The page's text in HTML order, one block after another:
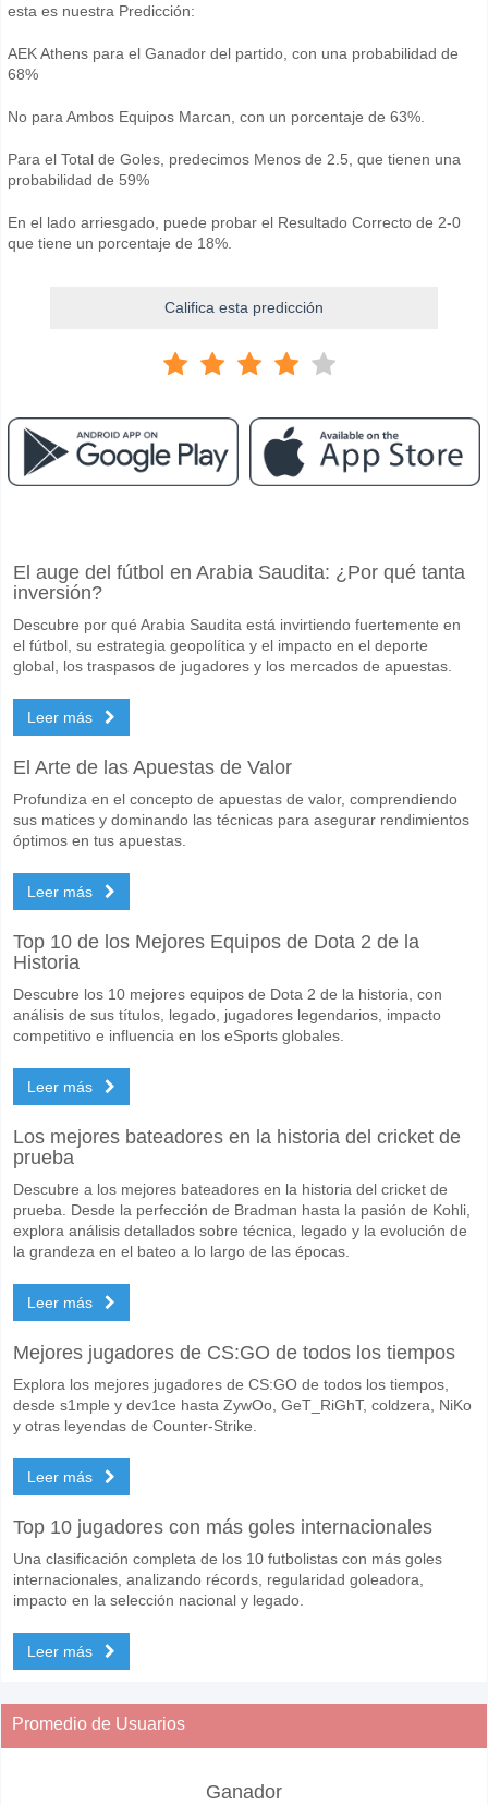
esta es nuestra Predicción:
AEK Athens para el Ganador del partido, con una probabilidad de
68%
No para Ambos Equipos Marcan, con un porcentaje de 63%.
Para el Total de Goles, predecimos Menos de 2.5, que tienen una
probabilidad de 59%
En el lado arriesgado, puede probar el Resultado Correcto de 2-0
que tiene un porcentaje de 18%.
Califica esta predicción
El partido entre AEK Athens v Panathinaikos 10 May 2026 17:30.
AEK Athens para el Ganador del partido, con una probabilidad de 68%
No para Ambos Equipos Marcan, con un porcentaje de 63%.
Cuál es el pronóstico de resultado correcto para AEK
En el lado arriesgado, puede probar el Resultado Correcto de 2-0
El auge del fútbol en Arabia Saudita: ¿Por qué tanta
inversión?
Descubre por qué Arabia Saudita está invirtiendo fuertemente en
el fútbol, su estrategia geopolítica y el impacto en el deporte
global, los traspasos de jugadores y los mercados de apuestas.
Leer más
El Arte de las Apuestas de Valor
Profundiza en el concepto de apuestas de valor, comprendiendo
sus matices y dominando las técnicas para asegurar rendimientos
óptimos en tus apuestas.
Leer más
Top 10 de los Mejores Equipos de Dota 2 de la
Historia
Descubre los 10 mejores equipos de Dota 2 de la historia, con
análisis de sus títulos, legado, jugadores legendarios, impacto
competitivo e influencia en los eSports globales.
Leer más
Los mejores bateadores en la historia del cricket de
prueba
Descubre a los mejores bateadores en la historia del cricket de
prueba. Desde la perfección de Bradman hasta la pasión de Kohli,
explora análisis detallados sobre técnica, legado y la evolución de
la grandeza en el bateo a lo largo de las épocas.
Leer más
Mejores jugadores de CS:GO de todos los tiempos
Explora los mejores jugadores de CS:GO de todos los tiempos,
desde s1mple y dev1ce hasta ZywOo, GeT_RiGhT, coldzera, NiKo
y otras leyendas de Counter-Strike.
Leer más
Top 10 jugadores con más goles internacionales
Una clasificación completa de los 10 futbolistas con más goles
internacionales, analizando récords, regularidad goleadora,
impacto en la selección nacional y legado.
Leer más
Promedio de Usuarios
Ganador